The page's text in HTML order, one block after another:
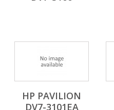
HP PAVILION
DV7-3101EA